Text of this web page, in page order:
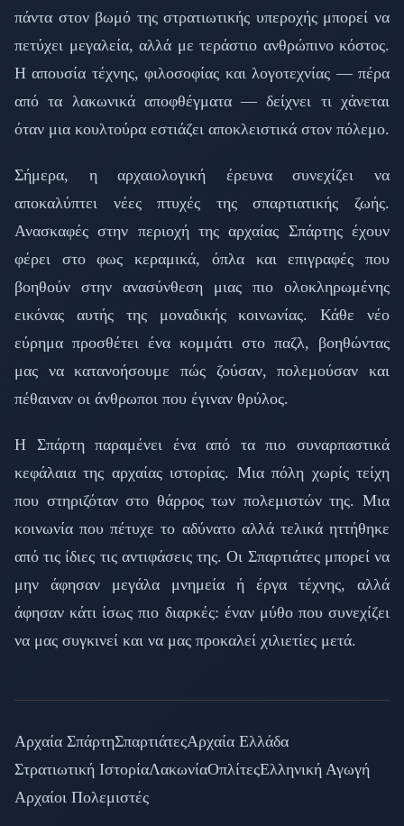
πάντα στον βωμό της στρατιωτικής υπεροχής μπορεί να
πετύχει μεγαλεία, αλλά με τεράστιο ανθρώπινο κόστος.
Η απουσία τέχνης, φιλοσοφίας και λογοτεχνίας — πέρα
από τα λακωνικά αποφθέγματα — δείχνει τι χάνεται
όταν μια κουλτούρα εστιάζει αποκλειστικά στον πόλεμο.
Σήμερα, η αρχαιολογική έρευνα συνεχίζει να
αποκαλύπτει νέες πτυχές της σπαρτιατικής ζωής.
Ανασκαφές στην περιοχή της αρχαίας Σπάρτης έχουν
φέρει στο φως κεραμικά, όπλα και επιγραφές που
βοηθούν στην ανασύνθεση μιας πιο ολοκληρωμένης
εικόνας αυτής της μοναδικής κοινωνίας. Κάθε νέο
εύρημα προσθέτει ένα κομμάτι στο παζλ, βοηθώντας
μας να κατανοήσουμε πώς ζούσαν, πολεμούσαν και
πέθαιναν οι άνθρωποι που έγιναν θρύλος.
Η Σπάρτη παραμένει ένα από τα πιο συναρπαστικά
κεφάλαια της αρχαίας ιστορίας. Μια πόλη χωρίς τείχη
που στηριζόταν στο θάρρος των πολεμιστών της. Μια
κοινωνία που πέτυχε το αδύνατο αλλά τελικά ηττήθηκε
από τις ίδιες τις αντιφάσεις της. Οι Σπαρτιάτες μπορεί να
μην άφησαν μεγάλα μνημεία ή έργα τέχνης, αλλά
άφησαν κάτι ίσως πιο διαρκές: έναν μύθο που συνεχίζει
να μας συγκινεί και να μας προκαλεί χιλιετίες μετά.
Αρχαία ΣπάρτηΣπαρτιάτεςΑρχαία Ελλάδα
Στρατιωτική ΙστορίαΛακωνίαΟπλίτεςΕλληνική Αγωγή
Αρχαίοι Πολεμιστές